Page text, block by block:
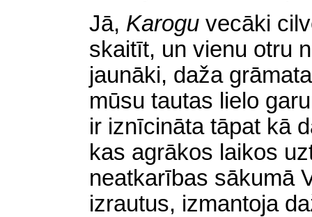
Jā, Karogu vecāki
skaitīt, un vienu otru
jaunāki, daža
mūsu tautas lielo
ir iznīcināta tāpat kā
kas agrākos laikos
neatkarības sākumā
izrautus, izmantoja